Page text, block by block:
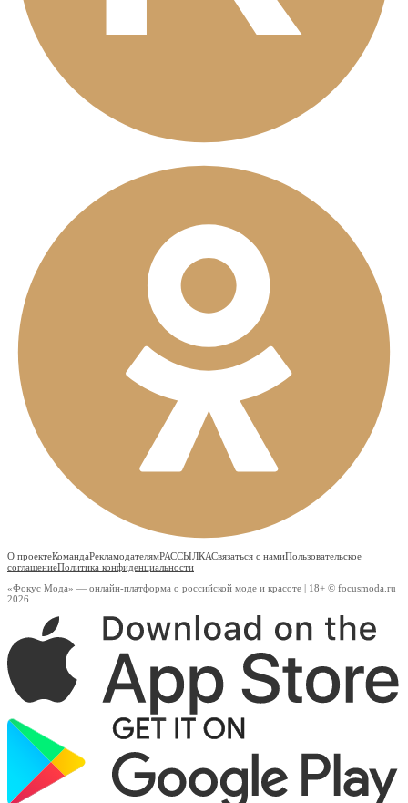
О проектеКомандаРекламодателямРАССЫЛКАСвязаться с намиПользовательское
соглашениеПолитика конфиденциальности
«Фокус Мода» — онлайн-платформа о российской моде и красоте | 18+ © focusmoda.ru
2026